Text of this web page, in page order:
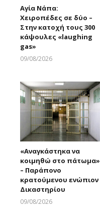
Αγία Νάπα:
Χειροπέδες σε δύο –
Στην κατοχή τους 300
κάψουλες «laughing
gas»
09/08/2026
«Αναγκάστηκα να
κοιμηθώ στο πάτωμα»
– Παράπονο
κρατούμενου ενώπιον
Δικαστηρίου
09/08/2026